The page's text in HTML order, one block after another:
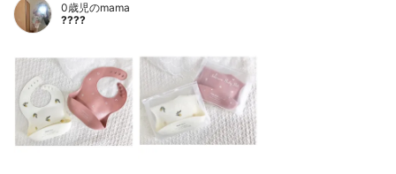
0歳児のmama
????